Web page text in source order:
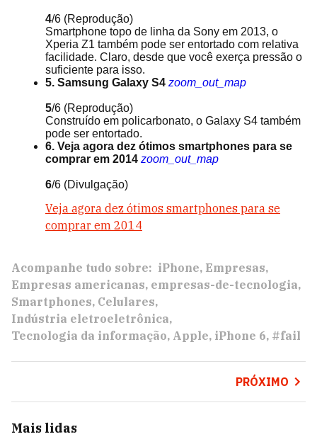
4/6 (Reprodução)
Smartphone topo de linha da Sony em 2013, o
Xperia Z1 também pode ser entortado com relativa
facilidade. Claro, desde que você exerça pressão o
suficiente para isso.
5. Samsung Galaxy S4 zoom_out_map
5/6 (Reprodução)
Construído em policarbonato, o Galaxy S4 também
pode ser entortado.
6. Veja agora dez ótimos smartphones para se
comprar em 2014 zoom_out_map
6/6 (Divulgação)
Veja agora dez ótimos smartphones para se
comprar em 2014
Acompanhe tudo sobre: iPhone Empresas
Empresas americanas empresas-de-tecnologia
Smartphones Celulares
Indústria eletroeletrônica
Tecnologia da informação Apple iPhone 6 #fail
PRÓXIMO
Mais lidas